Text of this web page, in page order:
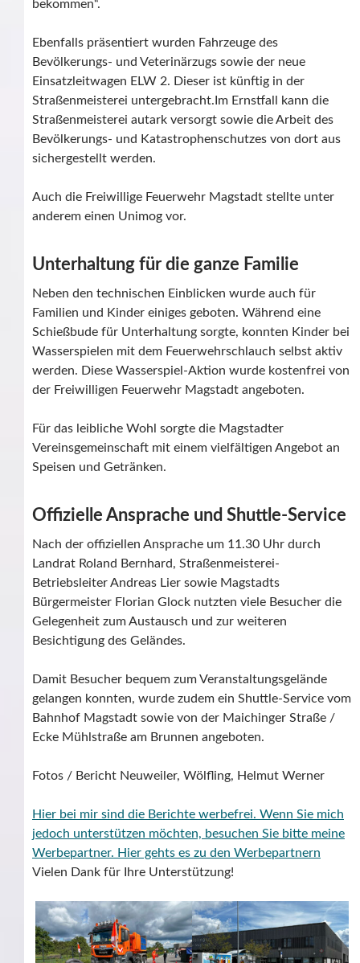
bekommen“.
Ebenfalls präsentiert wurden Fahrzeuge des
Bevölkerungs- und Veterinärzugs sowie der neue
Einsatzleitwagen ELW 2. Dieser ist künftig in der
Straßenmeisterei untergebracht.Im Ernstfall kann die
Straßenmeisterei autark versorgt sowie die Arbeit des
Bevölkerungs- und Katastrophenschutzes von dort aus
sichergestellt werden.
Auch die Freiwillige Feuerwehr Magstadt stellte unter
anderem einen Unimog vor.
Unterhaltung für die ganze Familie
Neben den technischen Einblicken wurde auch für
Familien und Kinder einiges geboten. Während eine
Schießbude für Unterhaltung sorgte, konnten Kinder bei
Wasserspielen mit dem Feuerwehrschlauch selbst aktiv
werden. Diese Wasserspiel-Aktion wurde kostenfrei von
der Freiwilligen Feuerwehr Magstadt angeboten.
Für das leibliche Wohl sorgte die Magstadter
Vereinsgemeinschaft mit einem vielfältigen Angebot an
Speisen und Getränken.
Offizielle Ansprache und Shuttle-Service
Nach der offiziellen Ansprache um 11.30 Uhr durch
Landrat Roland Bernhard, Straßenmeisterei-
Betriebsleiter Andreas Lier sowie Magstadts
Bürgermeister Florian Glock nutzten viele Besucher die
Gelegenheit zum Austausch und zur weiteren
Besichtigung des Geländes.
Damit Besucher bequem zum Veranstaltungsgelände
gelangen konnten, wurde zudem ein Shuttle-Service vom
Bahnhof Magstadt sowie von der Maichinger Straße /
Ecke Mühlstraße am Brunnen angeboten.
Fotos / Bericht Neuweiler, Wölfling, Helmut Werner
Hier bei mir sind die Berichte werbefrei. Wenn Sie mich
jedoch unterstützen möchten, besuchen Sie bitte meine
Werbepartner. Hier gehts es zu den Werbepartnern
Vielen Dank für Ihre Unterstützung!